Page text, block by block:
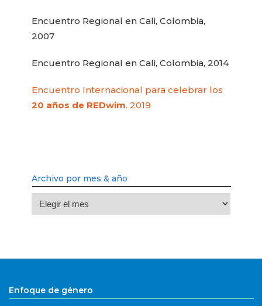
Encuentro Regional en Cali, Colombia,
2007
Encuentro Regional en Cali, Colombia, 2014
Encuentro Internacional para celebrar los
20 años de REDwim. 2019
Archivo por mes & año
Archivo
por
año
Enfoque de género